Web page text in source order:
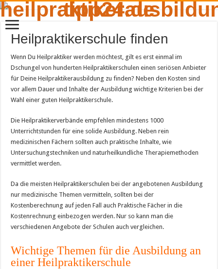
Heilpraktikerschule finden
Wenn Du Heilpraktiker werden möchtest, gilt es erst einmal im
Dschungel von hunderten Heilpraktikerschulen einen seriösen Anbieter
für Deine Heilpraktikerausbildung zu finden? Neben den Kosten sind
vor allem Dauer und Inhalte der Ausbildung wichtige Kriterien bei der
Wahl einer guten Heilpraktikerschule.
Die Heilpraktikerverbände empfehlen mindestens 1000
Unterrichtstunden für eine solide Ausbildung. Neben rein
medizinischen Fächern sollten auch praktische Inhalte, wie
Untersuchungstechniken und naturheilkundliche Therapiemethoden
vermittlet werden.
Da die meisten Heilpraktikerschulen bei der angebotenen Ausbildung
nur medizinische Themen vermitteln, sollten bei der
Kostenberechnung auf jeden Fall auch Praktische Fächer in die
Kostenrechnung einbezogen werden. Nur so kann man die
verschiedenen Angebote der Schulen auch vergleichen.
Wichtige Themen für die Ausbildung an
einer Heilpraktikerschule